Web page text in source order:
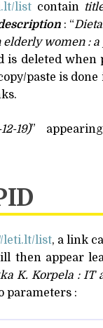
​l​ist contain
: “
women :
is deleted
paste is done
19)”
​leti​.lt/​l​ist, a link
then appear
K. Korpela :IT
parameters :